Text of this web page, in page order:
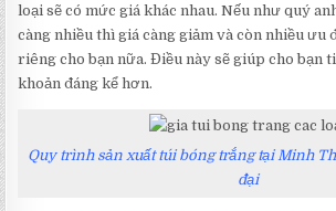
loại sẽ có mức giá khác nhau. Nếu như quý
càng nhiều thì giá càng giảm và còn nhiều ưu
riêng cho bạn nữa. Điều này sẽ giúp cho bạn
khoản đáng kể hơn.
Quy trình sản xuất túi bóng trắng tại Minh
đại